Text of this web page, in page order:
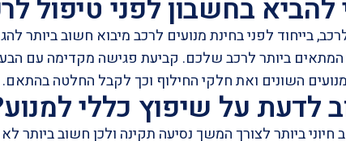
בחשבון לפני טיפול
, בייחוד לפני בחינת מנועים לרכב מיבוא חשוב ביותר
המתאים ביותר לרכב שלכם. קביעת פגישה מקדימה עם
השונים ואת חלקי החילוף וכך לקבל החלטה בהתאם.
לדעת על שיפוץ כללי
חיוני ביותר לצורך המשך נסיעה תקינה ולכן חשוב